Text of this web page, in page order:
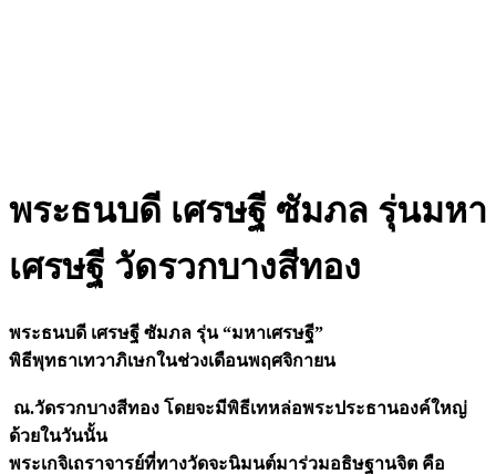
พระธนบดี เศรษฐี ซัมภล รุ่นมหา
เศรษฐี วัดรวกบางสีทอง
พระธนบดี เศรษฐี ซัมภล รุ่น “มหาเศรษฐี”
พิธีพุทธาเทวาภิเษกในช่วงเดือนพฤศจิกายน
ณ.วัดรวกบางสีทอง โดยจะมีพิธีเทหล่อพระประธานองค์ใหญ่
ด้วยในวันนั้น
พระเกจิเถราจารย์ที่ทางวัดจะนิมนต์มาร่วมอธิษฐานจิต คือ